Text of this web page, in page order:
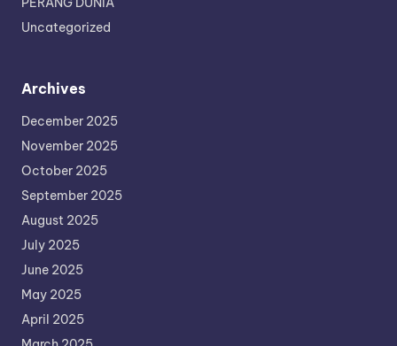
Uncategorized
Archives
December 2025
November 2025
October 2025
September 2025
August 2025
July 2025
June 2025
May 2025
April 2025